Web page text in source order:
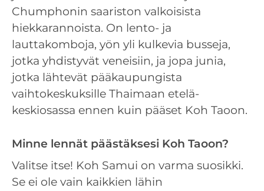
Chumphonin saariston valkoisista
hiekkarannoista. On lento- ja
lauttakomboja, yön yli kulkevia busseja,
jotka yhdistyvät veneisiin, ja jopa junia,
jotka lähtevät pääkaupungista
vaihtokeskuksille Thaimaan etelä-
keskiosassa ennen kuin pääset Koh Taoon.
Minne lennät päästäksesi Koh Taoon?
Valitse itse! Koh Samui on varma suosikki.
Se ei ole vain kaikkien lähin